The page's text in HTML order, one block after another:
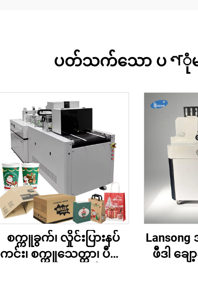
ပတ်သက်သော ပণုံမ
စက္ကူခွက်၊ လှိုင်းပြားနပ်
ကင်း၊ စက္ကူသေတ္တာ၊ ပီဇာ၊
ဖီဒါ ချ